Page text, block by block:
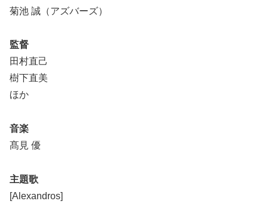
菊池 誠（アズバーズ）
監督
田村直己
樹下直美
ほか
音楽
髙見 優
主題歌
[Alexandros]